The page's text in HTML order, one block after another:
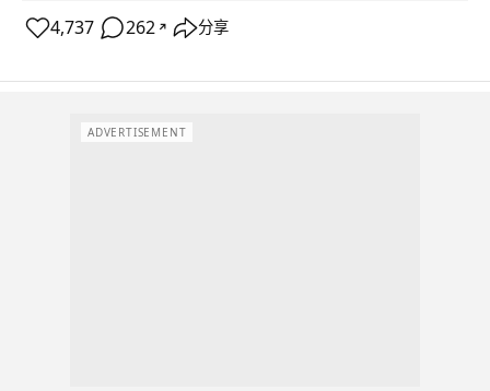
4,737 262 ↗ 分享
ADVERTISEMENT